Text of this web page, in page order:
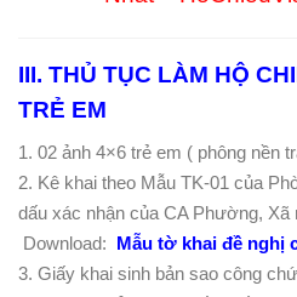
III. THỦ TỤC LÀM HỘ
TRẺ EM
1. 02 ảnh 4×6 trẻ em ( phông nền
2. Kê khai theo Mẫu TK-01 của
dấu xác nhận của CA Phường, Xã
Download: Mẫu tờ khai đề nghị
3. Giấy khai sinh bản sao công